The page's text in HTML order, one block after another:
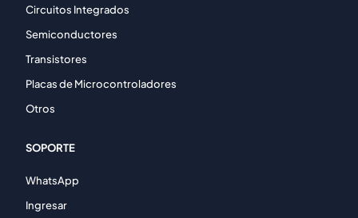
Circuitos Integrados
Semiconductores
Transistores
Placas de Microcontroladores
Otros
SOPORTE
WhatsApp
Ingresar